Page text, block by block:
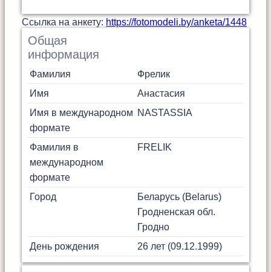
Cсылка на анкету: https://fotomodeli.by/anketa/1448
Общая
информация
Фамилия
Фрелик
Имя
Анастасия
Имя в международном
формате
NASTASSIA
Фамилия в
международном
формате
FRELIK
Город
Беларусь (Belarus)
Гродненская обл.
Гродно
День рождения
26 лет (09.12.1999)